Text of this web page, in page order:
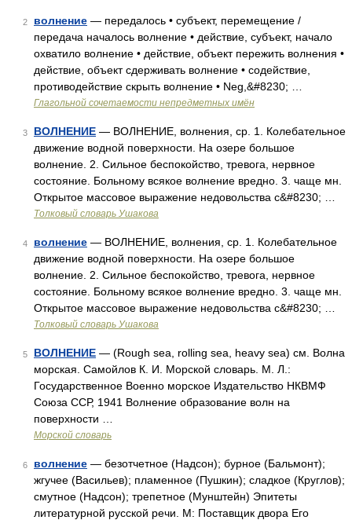
2 волнение — передалось • субъект, перемещение /
передача началось волнение • действие, субъект, начало
охватило волнение • действие, объект пережить волнения •
действие, объект сдерживать волнение • содействие,
противодействие скрыть волнение • Neg,&#8230; …
Глагольной сочетаемости непредметных имён
3 ВОЛНЕНИЕ — ВОЛНЕНИЕ, волнения, ср. 1. Колебательное
движение водной поверхности. На озере большое
волнение. 2. Сильное беспокойство, тревога, нервное
состояние. Больному всякое волнение вредно. 3. чаще мн.
Открытое массовое выражение недовольства с&#8230; …
Толковый словарь Ушакова
4 волнение — ВОЛНЕНИЕ, волнения, ср. 1. Колебательное
движение водной поверхности. На озере большое
волнение. 2. Сильное беспокойство, тревога, нервное
состояние. Больному всякое волнение вредно. 3. чаще мн.
Открытое массовое выражение недовольства с&#8230; …
Толковый словарь Ушакова
5 ВОЛНЕНИЕ — (Rough sea, rolling sea, heavy sea) см. Волна
морская. Самойлов К. И. Морской словарь. М. Л.:
Государственное Военно морское Издательство НКВМФ
Союза ССР, 1941 Волнение образование волн на
поверхности …
Морской словарь
6 волнение — безотчетное (Надсон); бурное (Бальмонт);
жгучее (Васильев); пламенное (Пушкин); сладкое (Круглов);
смутное (Надсон); трепетное (Мунштейн) Эпитеты
литературной русской речи. М: Поставщик двора Его